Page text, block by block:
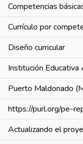
Competencias
Currículo por
Diseño curricular
Institución
Puerto Maldonado
https://purl.org/pe-
Actualizando el